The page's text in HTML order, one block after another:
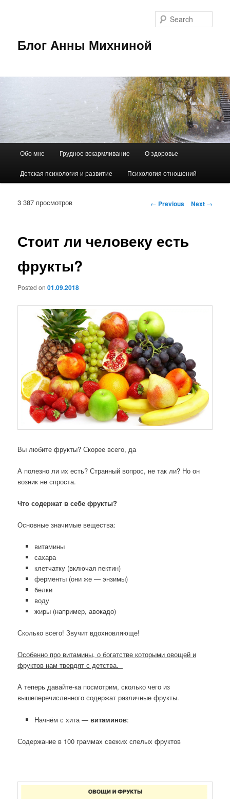
Блог Анны Михниной
Skip
to
primary
Обо мне Грудное вскармливание О здоровье
Детская психология и развитие Психология отношений
3 387 просмотров
Post
← Previous Next →
Стоит ли человеку есть
фрукты?
Posted on01.09.2018
Вы любите фрукты? Скорее всего, да
А полезно ли их есть? Странный вопрос, не так ли? Но он
возник не спроста.
Что содержат в себе фрукты?
Основные значимые вещества:
витамины
сахара
клетчатку (включая пектин)
ферменты (они же — энзимы)
белки
воду
жиры (например, авокадо)
Сколько всего! Звучит вдохновляюще!
Особенно про витамины, о богатстве которыми овощей и
фруктов нам твердят с детства.
А теперь давайте-ка посмотрим, сколько чего из
вышеперечисленного содержат различные фрукты.
Начнём с хита — витаминов:
Содержание в 100 граммах свежих спелых фруктов